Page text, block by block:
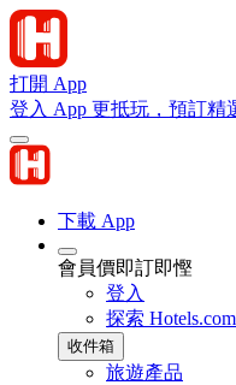
打開 App
登入 App 更抵玩，預訂精
下載 App
會員價即訂即慳
登入
探索
收件箱
旅遊產品